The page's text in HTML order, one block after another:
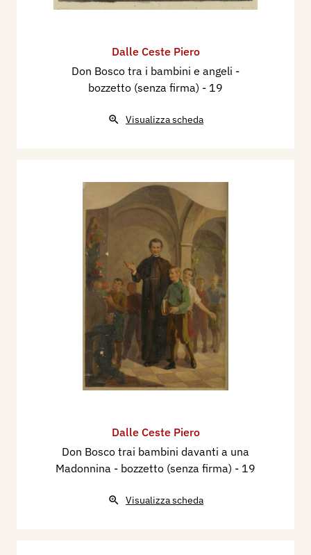
Catalogo Bolaffi;
dei Pittori, Disegnatori e Incisori Italiani Moderni
e Contemporanei”, Volume Secondo, quarta
edizione, Milano, Luigi Petuzzi Editore,
Dalle Ceste Piero
Don Bosco tra i bambini e angeli -
bozzetto (senza firma) - 19
Visualizza scheda
Dalle Ceste Piero
Don Bosco trai bambini davanti a una
Madonnina - bozzetto (senza firma) - 19
Visualizza scheda